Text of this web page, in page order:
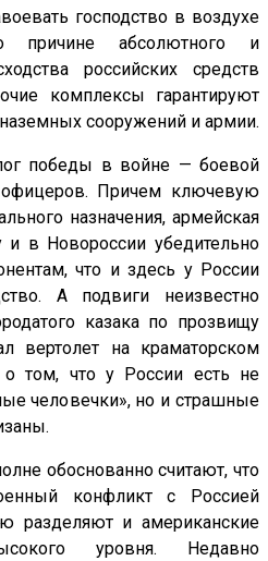
господство в воздухе
абсолютного и
российских средств
комплексы гарантируют
сооружений и армии.
победы в войне — боевой
Причем ключевую
назначения, армейская
в Новороссии убедительно
что и здесь у России
А подвиги неизвестно
казака по прозвищу
вертолет на краматорском
том, что у России есть не
человечки», но и страшные
обоснованно считают, что
конфликт с Россией
разделяют и американские
уровня. Недавно